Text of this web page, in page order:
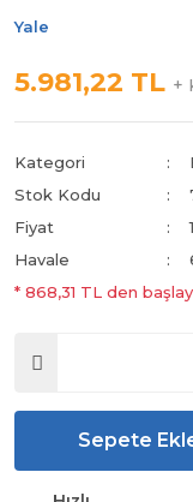
Yale
5.981,22 TL +
Kategori
Stok Kodu
Fiyat
Havale
* 868,31 TL den
Sepete